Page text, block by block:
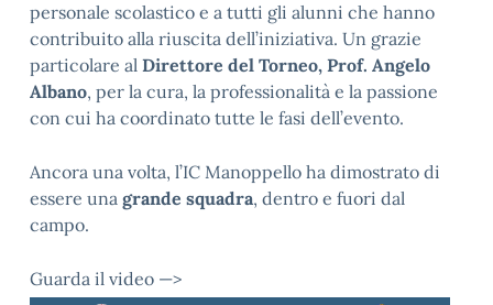
personale scolastico e a tutti gli alunni che hanno
contribuito alla riuscita dell’iniziativa. Un grazie
particolare al Direttore del Torneo, Prof. Angelo
Albano, per la cura, la professionalità e la passione
con cui ha coordinato tutte le fasi dell’evento.
Ancora una volta, l’IC Manoppello ha dimostrato di
essere una grande squadra, dentro e fuori dal
campo.
Guarda il video —>